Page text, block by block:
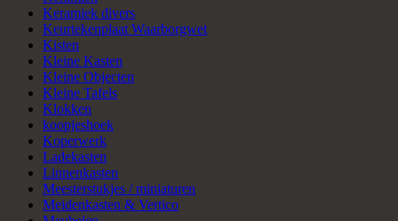
Keramiek divers
Keurtekenplaat Waarborgwet
Kisten
Kleine Kasten
Kleine Objecten
Kleine Tafels
Klokken
koopjeshoek
Koperwerk
Ladekasten
Linnenkasten
Meesterstukjes / miniaturen
Meidenkasten & Vertico